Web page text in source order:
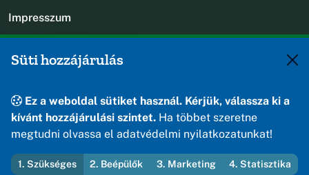
Impresszum
+36 88 588 560
jegyzo@osku.hu
8191 Öskü, Szabadság tér 1.
Süti hozzájárulás
Ez a weboldal sütiket használ. Kérjük, válassza ki a
kívánt hozzájárulási szintet. Ha többet szeretne
megtudni olvassa el adatvédelmi nyilatkozatunkat!
1. Szükséges 2. Beépülők 3. Marketing 4. Statisztika